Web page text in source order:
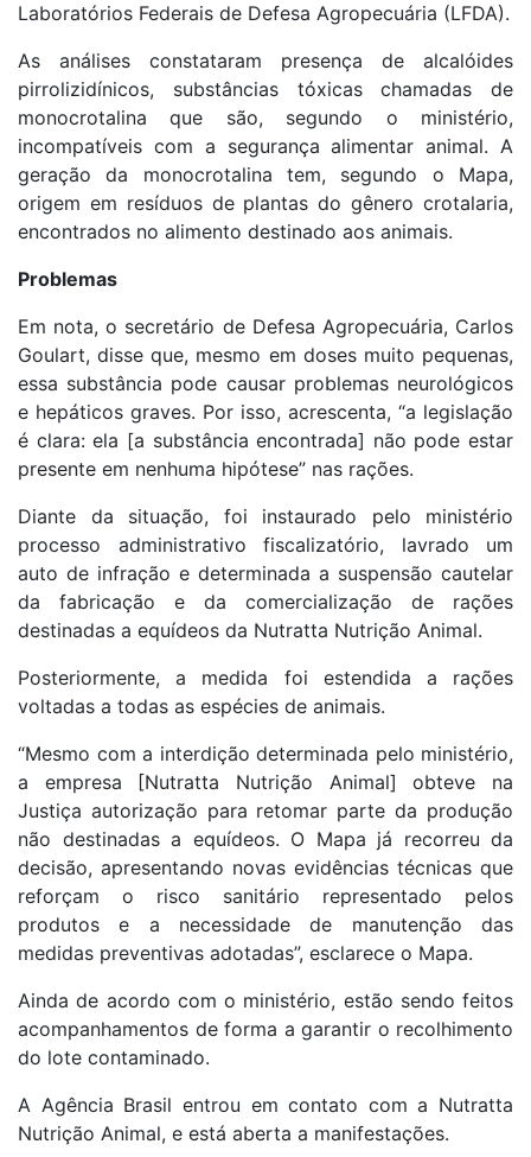
Laboratórios Federais de Defesa Agropecuária (LFDA).
As análises constataram presença de alcalóides
pirrolizidínicos, substâncias tóxicas chamadas de
monocrotalina que são, segundo o ministério,
incompatíveis com a segurança alimentar animal. A
geração da monocrotalina tem, segundo o Mapa,
origem em resíduos de plantas do gênero crotalaria,
encontrados no alimento destinado aos animais.
Problemas
Em nota, o secretário de Defesa Agropecuária, Carlos
Goulart, disse que, mesmo em doses muito pequenas,
essa substância pode causar problemas neurológicos
e hepáticos graves. Por isso, acrescenta, “a legislação
é clara: ela [a substância encontrada] não pode estar
presente em nenhuma hipótese” nas rações.
Diante da situação, foi instaurado pelo ministério
processo administrativo fiscalizatório, lavrado um
auto de infração e determinada a suspensão cautelar
da fabricação e da comercialização de rações
destinadas a equídeos da Nutratta Nutrição Animal.
Posteriormente, a medida foi estendida a rações
voltadas a todas as espécies de animais.
“Mesmo com a interdição determinada pelo ministério,
a empresa [Nutratta Nutrição Animal] obteve na
Justiça autorização para retomar parte da produção
não destinadas a equídeos. O Mapa já recorreu da
decisão, apresentando novas evidências técnicas que
reforçam o risco sanitário representado pelos
produtos e a necessidade de manutenção das
medidas preventivas adotadas”, esclarece o Mapa.
Ainda de acordo com o ministério, estão sendo feitos
acompanhamentos de forma a garantir o recolhimento
do lote contaminado.
A Agência Brasil entrou em contato com a Nutratta
Nutrição Animal, e está aberta a manifestações.